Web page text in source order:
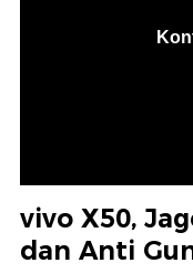
vivo X50,
dan Anti